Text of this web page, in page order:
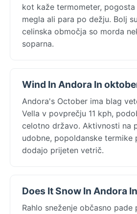
kot kaže termometer, pogosta
megla ali para po dežju. Bolj
celinska območja so morda
soparna.
Wind In Andora In
Andora's October ima blag
Vella v povprečju 11 kph,
celotno državo. Aktivnosti na
udobne, popoldanske termike
dodajo prijeten vetrič.
Does It Snow In Andora
Rahlo sneženje občasno pade